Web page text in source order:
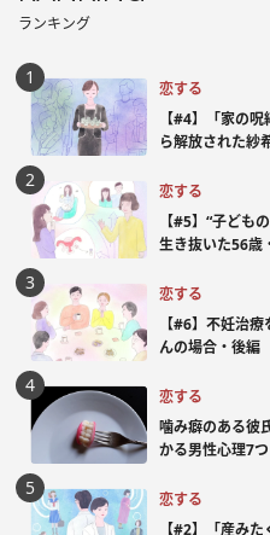
ランキング
恋する
【#4】「家の
ら解放された紗
恋する
【#5】“子ど
生き抜いた56歳
恋する
【#6】不妊治
んの場合・後編
恋する
噛み癖のある彼
かる男性心理7つ
恋する
【#2】「産み